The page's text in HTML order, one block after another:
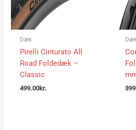
Dæk
Pirelli Cinturato All
Road Foldedæk –
Classic
499.00kr.